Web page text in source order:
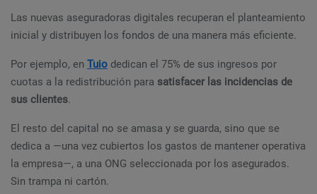
Las nuevas aseguradoras digitales recuperan el planteamiento
inicial y distribuyen los fondos de una manera más eficiente.
Por ejemplo, en Tuio dedican el 75% de sus ingresos por
cuotas a la redistribución para satisfacer las incidencias de
sus clientes.
El resto del capital no se amasa y se guarda, sino que se
dedica a —una vez cubiertos los gastos de mantener operativa
la empresa—, a una ONG seleccionada por los asegurados.
Sin trampa ni cartón.